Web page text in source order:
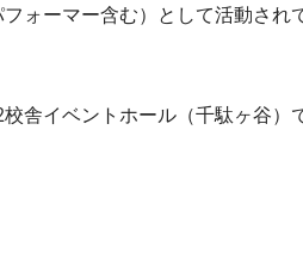
ォーマー含む）として活動され
イベントホール（千駄ヶ谷）